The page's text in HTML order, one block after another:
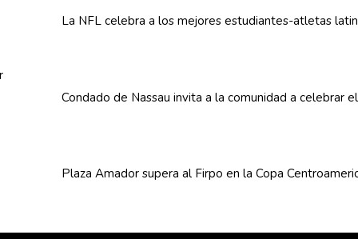
La NFL celebra a los mejores estudiantes-atletas
Condado de Nassau invita a la comunidad a celebrar
Plaza Amador supera al Firpo en la Copa